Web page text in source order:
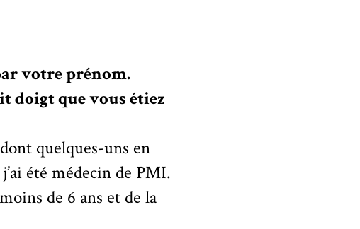
votre prénom.
doigt que vous étiez
quelques-uns en
été médecin de PMI.
de 6 ans et de la